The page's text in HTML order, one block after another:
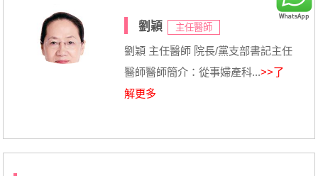
劉穎 主任醫師
劉穎 主任醫師 院長/黨支部書記主任
醫師醫師簡介：從事婦產科...>>了
解更多